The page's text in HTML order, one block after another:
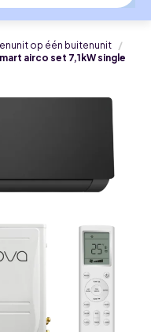
op één buitenunit
airco set 7,1kW single